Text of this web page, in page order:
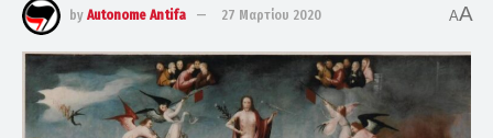
by Autonome Antifa 27 Μαρτίου 2020 AA